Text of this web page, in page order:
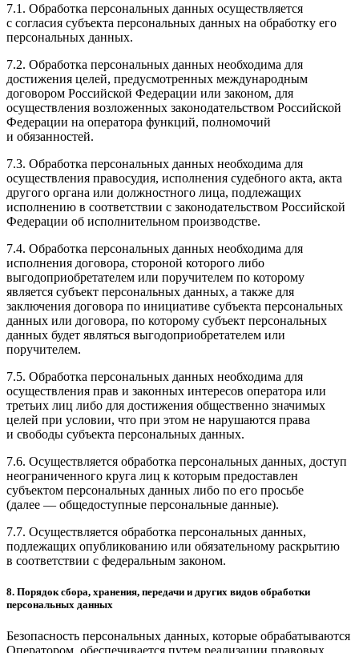
7.1. Обработка персональных данных осуществляется
с согласия субъекта персональных данных на обработку его
персональных данных.
7.2. Обработка персональных данных необходима для
достижения целей, предусмотренных международным
договором Российской Федерации или законом, для
осуществления возложенных законодательством Российской
Федерации на оператора функций, полномочий
и обязанностей.
7.3. Обработка персональных данных необходима для
осуществления правосудия, исполнения судебного акта, акта
другого органа или должностного лица, подлежащих
исполнению в соответствии с законодательством Российской
Федерации об исполнительном производстве.
7.4. Обработка персональных данных необходима для
исполнения договора, стороной которого либо
выгодоприобретателем или поручителем по которому
является субъект персональных данных, а также для
заключения договора по инициативе субъекта персональных
данных или договора, по которому субъект персональных
данных будет являться выгодоприобретателем или
поручителем.
7.5. Обработка персональных данных необходима для
осуществления прав и законных интересов оператора или
третьих лиц либо для достижения общественно значимых
целей при условии, что при этом не нарушаются права
и свободы субъекта персональных данных.
7.6. Осуществляется обработка персональных данных, доступ
неограниченного круга лиц к которым предоставлен
субъектом персональных данных либо по его просьбе
(далее — общедоступные персональные данные).
7.7. Осуществляется обработка персональных данных,
подлежащих опубликованию или обязательному раскрытию
в соответствии с федеральным законом.
8. Порядок сбора, хранения, передачи и других видов обработки
персональных данных
Безопасность персональных данных, которые обрабатываются